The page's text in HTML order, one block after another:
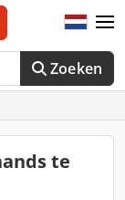
Zoeken
te